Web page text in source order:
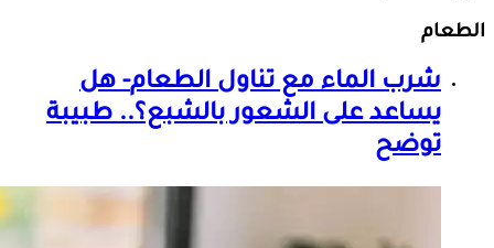
الطعام
شرب الماء مع تناولالطعام- هل
يساعد على الشعور بالشبع؟.. طبيبة
توضح